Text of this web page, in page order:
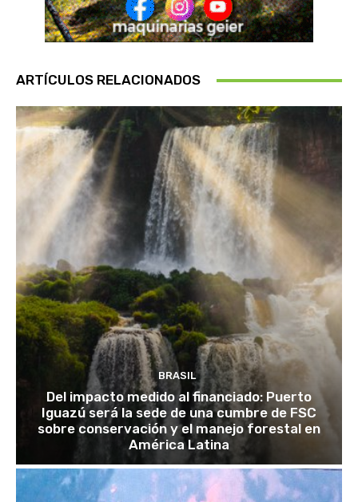
ARTÍCULOS RELACIONADOS
BRASIL
Del impacto medido al financiado: Puerto
Iguazú será la sede de una cumbre de FSC
sobre conservación y el manejo forestal en
América Latina